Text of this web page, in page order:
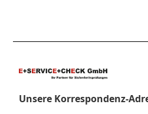
Unsere Korrespondenz-